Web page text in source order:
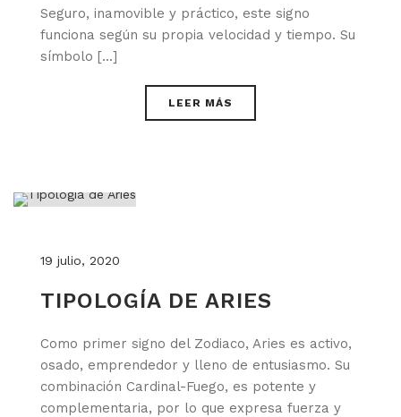
Seguro, inamovible y práctico, este signo
funciona según su propia velocidad y tiempo. Su
símbolo [...]
LEER MÁS
19 julio, 2020
TIPOLOGÍA DE ARIES
Como primer signo del Zodiaco, Aries es activo,
osado, emprendedor y lleno de entusiasmo. Su
combinación Cardinal-Fuego, es potente y
complementaria, por lo que expresa fuerza y